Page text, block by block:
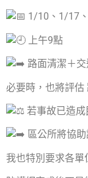
1/10、1/17
上午9點
路面清潔＋
必要時，也將評估
若事故已造成
區公所將協
我也特別要求各單